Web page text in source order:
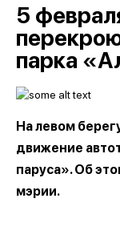
5
парка
На левом
движение
паруса». Об
мэрии.